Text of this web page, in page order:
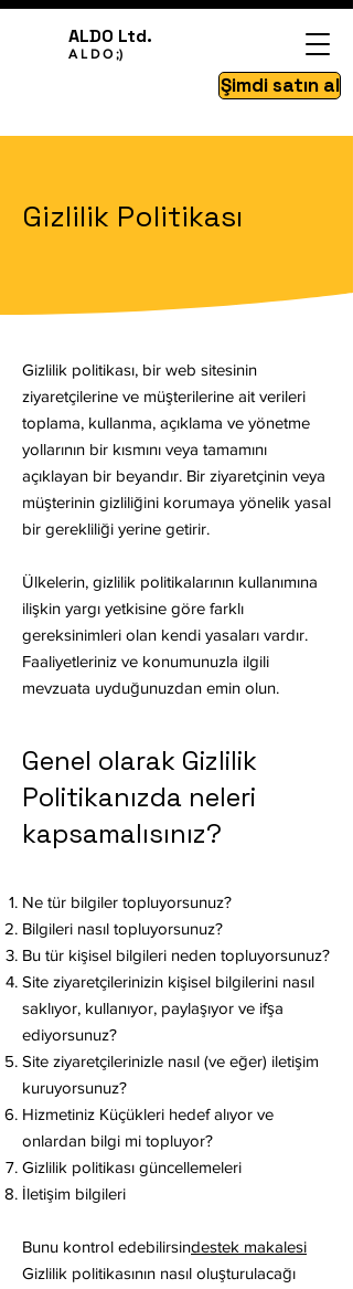
ALDO Ltd.
A L D O ;)
Şimdi satın al
Gizlilik Politikası
Gizlilik politikası, bir web sitesinin
ziyaretçilerine ve müşterilerine ait verileri
toplama, kullanma, açıklama ve yönetme
yollarının bir kısmını veya tamamını
açıklayan bir beyandır. Bir ziyaretçinin veya
müşterinin gizliliğini korumaya yönelik yasal
bir gerekliliği yerine getirir.
Ülkelerin, gizlilik politikalarının kullanımına
ilişkin yargı yetkisine göre farklı
gereksinimleri olan kendi yasaları vardır.
Faaliyetleriniz ve konumunuzla ilgili
mevzuata uyduğunuzdan emin olun.
Genel olarak Gizlilik
Politikanızda neleri
kapsamalısınız?
Ne tür bilgiler topluyorsunuz?
Bilgileri nasıl topluyorsunuz?
Bu tür kişisel bilgileri neden topluyorsunuz?
Site ziyaretçilerinizin kişisel bilgilerini nasıl
saklıyor, kullanıyor, paylaşıyor ve ifşa
ediyorsunuz?
Site ziyaretçilerinizle nasıl (ve eğer) iletişim
kuruyorsunuz?
Hizmetiniz Küçükleri hedef alıyor ve
onlardan bilgi mi topluyor?
Gizlilik politikası güncellemeleri
İletişim bilgileri
Bunu kontrol edebilirsindestek makalesi
Gizlilik politikasının nasıl oluşturulacağı